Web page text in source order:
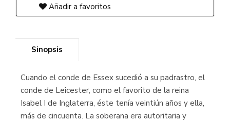
Añadir a favoritos
Sinopsis
Cuando el conde de Essex sucedió a su padrastro, el
conde de Leicester, como el favorito de la reina
Isabel I de Inglaterra, éste tenía veintiún años y ella,
más de cincuenta. La soberana era autoritaria y